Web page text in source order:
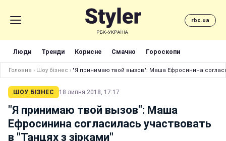
rbc.ua
Люди Тренди Корисне Смачно Гороскопи
Головна › Шоу бізнес › "Я принимаю твой вызов": Маша Ефросинина
ШОУ БІЗНЕС 18 липня 2018, 17:17
"Я принимаю твой вызов": Маша
Ефросинина согласилась участвовать
в "Танцях з зірками"